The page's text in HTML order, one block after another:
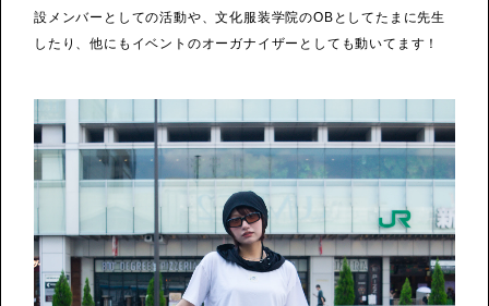
設メンバーとしての活動や、文化服装学院のOBとしてたまに先生
したり、他にもイベントのオーガナイザーとしても動いてます！